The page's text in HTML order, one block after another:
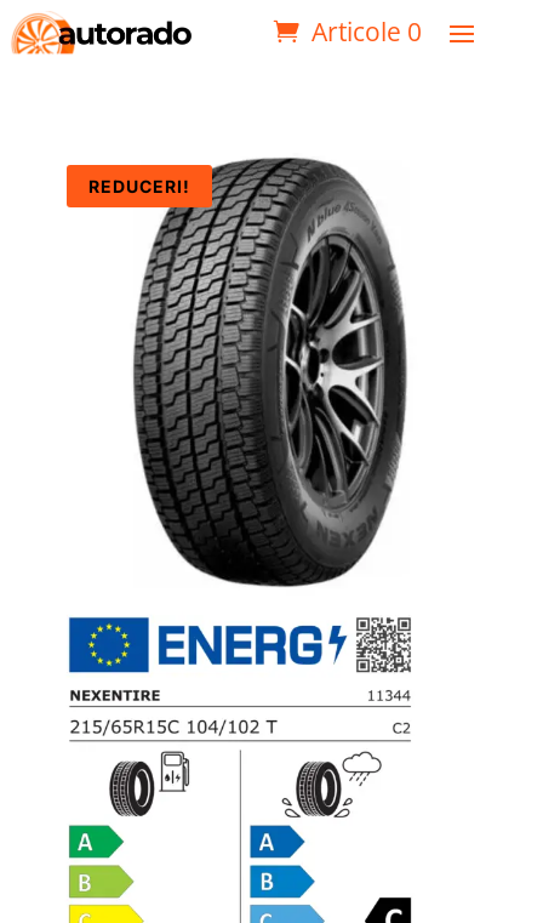
Articole 0
REDUCERI!